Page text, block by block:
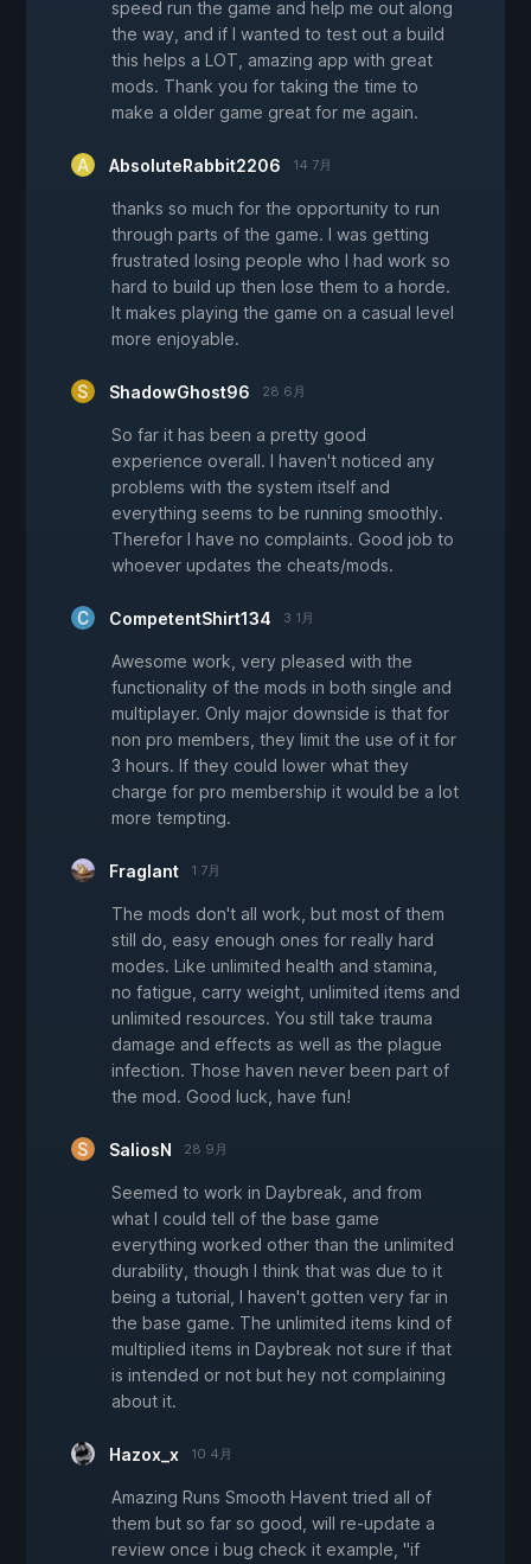
speed run the game and help me out along
the way, and if I wanted to test out a build
this helps a LOT, amazing app with great
mods. Thank you for taking the time to
make a older game great for me again.
AbsoluteRabbit2206 14 7月
thanks so much for the opportunity to run
through parts of the game. I was getting
frustrated losing people who I had work so
hard to build up then lose them to a horde.
It makes playing the game on a casual level
more enjoyable.
ShadowGhost96 28 6月
So far it has been a pretty good
experience overall. I haven't noticed any
problems with the system itself and
everything seems to be running smoothly.
Therefor I have no complaints. Good job to
whoever updates the cheats/mods.
CompetentShirt134 3 1月
Awesome work, very pleased with the
functionality of the mods in both single and
multiplayer. Only major downside is that for
non pro members, they limit the use of it for
3 hours. If they could lower what they
charge for pro membership it would be a lot
more tempting.
Fraglant 1 7月
The mods don't all work, but most of them
still do, easy enough ones for really hard
modes. Like unlimited health and stamina,
no fatigue, carry weight, unlimited items and
unlimited resources. You still take trauma
damage and effects as well as the plague
infection. Those haven never been part of
the mod. Good luck, have fun!
SaliosN 28 9月
Seemed to work in Daybreak, and from
what I could tell of the base game
everything worked other than the unlimited
durability, though I think that was due to it
being a tutorial, I haven't gotten very far in
the base game. The unlimited items kind of
multiplied items in Daybreak not sure if that
is intended or not but hey not complaining
about it.
Hazox_x 10 4月
Amazing Runs Smooth Havent tried all of
them but so far so good, will re-update a
review once i bug check it example, "if